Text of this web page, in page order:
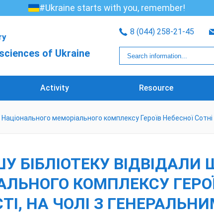
#Ukraine starts with you, remember!
of Ukraine
8 (044) 258-21-45
Activity Resource
меморіального комплексу Героїв Небесної
БІБЛІОТЕКУ ВІДВІДАЛИ
КОМПЛЕКСУ
НА ЧОЛІ З